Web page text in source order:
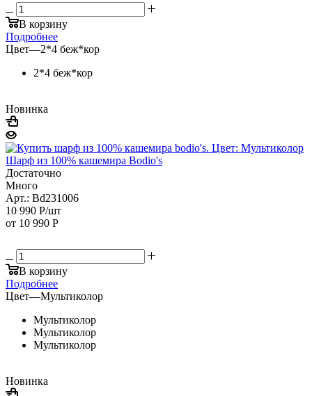
В корзину
Подробнее
Цвет—2*4 беж*кор
2*4 беж*кор
Новинка
Шарф из 100% кашемира Bodio's
Достаточно
Много
Арт.: Bd231006
10 990 Р/шт
от 10 990 Р
В корзину
Подробнее
Цвет—Мультиколор
Мультиколор
Мультиколор
Мультиколор
Новинка